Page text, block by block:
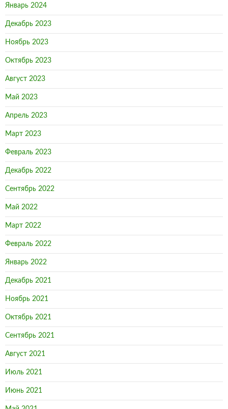
Январь 2024
Декабрь 2023
Ноябрь 2023
Октябрь 2023
Август 2023
Май 2023
Апрель 2023
Март 2023
Февраль 2023
Декабрь 2022
Сентябрь 2022
Май 2022
Март 2022
Февраль 2022
Январь 2022
Декабрь 2021
Ноябрь 2021
Октябрь 2021
Сентябрь 2021
Август 2021
Июль 2021
Июнь 2021